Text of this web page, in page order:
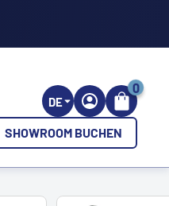
DE
0
SHOWROOM BUCHEN